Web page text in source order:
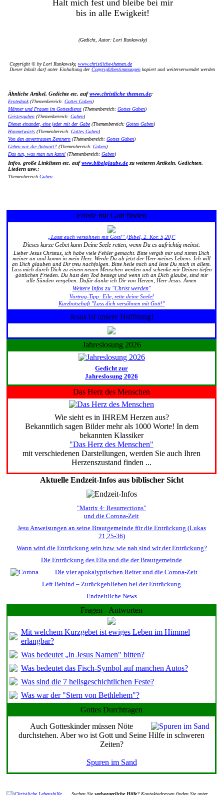
Halt mich fest und bleibe bei mir
bis in alle Ewigkeit!
(Gedicht, Autor: Lori Runkowsky)
Copyright © by Lori Runkowsky, www.christliche-themen.de
Dieser Inhalt darf unter Einhaltung der Copyrightbestimmungen kopiert und weiterverwendet werden
Ähnliche Artikel, Gedichte etc. aufwww.christliche-themen.de:
Erntedank(Themenbereich: Gottes Gaben)
Männer und Frauen im Gottesdienst (Themenbereich: Gottes Gaben)
Geistesgaben (Themenbereich: Gaben)
Dienet einander, eine jeder mit der Gabe(Themenbereich: Gottes Gaben)
Himmelwärts (Themenbereich: Gottes Gaben)
Von den anvertrauten Zentnern (Themenbereich: Gottes Gaben)
Geben wir die Antwort? (Themenbereich: Gaben)
Das tun, was man tun kann! (Themenbereich: Gaben)
Infos, große Linklisten etc. aufwww.bibelglaube.de zu weiteren Artikeln, Gedichten,
Liedern usw.:
Themenbereich Gaben
Friede mit Gott finden
„Lasst euch versöhnen mit Gott!“ (Bibel, 2. Kor. 5,20)"
Dieses kurze Gebet kann Deine Seele retten, wenn Du es aufrichtig meinst:
Lieber Jesus Christus, ich habe viele Fehler gemacht. Bitte vergib mir und nimm Dich
meiner an und komm in mein Herz. Werde Du ab jetzt der Herr meines Lebens. Ich will
an Dich glauben und Dir treu nachfolgen. Bitte heile mich und leite Du mich in allem.
Lass mich durch Dich zu einem neuen Menschen werden und schenke mir Deinen tiefen
göttlichen Frieden. Du hast den Tod besiegt und wenn ich an Dich glaube, sind mir
alle Sünden vergeben. Dafür danke ich Dir von Herzen, Herr Jesus. Amen
Weitere Infos zu "Christ werden"
Vortrag-Tipp: Eile, rette deine Seele!
Kurzbotschaft "Lass dich versöhnen mit Gott!"
Jesus ist unsere Hoffnung!
Jahreslosung 2026
Gedicht zur
Jahreslosung 2026
Das Herz des Menschen
Wie sieht es in IHREM Herzen aus?
Bekanntlich sagen Bilder mehr als 1000 Worte! In dem
bekannten Klassiker
"Das Herz des Menschen"
mit verschiedenen Darstellungen, werden Sie auch Ihren
Herzenszustand finden ...
Aktuelle Endzeit-Infos aus biblischer Sicht
"Matrix 4: Resurrections"
und die Corona-Zeit
Jesu Anweisungen an seine Brautgemeinde für die Entrückung (Lukas
21,25-36)
Wann wird die Entrückung sein bzw. wie nah sind wir der Entrückung?
Die Entrückung des Elia und die der Brautgemeinde
Die vier apokalyptischen Reiter und die Corona-Zeit
Left Behind – Zurückgeblieben bei der Entrückung
Endzeitliche News
Fragen - Antworten
Mit welchem Kurzgebet ist ewiges Leben im Himmel
erlangbar?
Was bedeutet „in Jesus Namen" bitten?
Was bedeutet das Fisch-Symbol auf manchen Autos?
Was sind die 7 heilsgeschichtlichen Feste?
Was war der "Stern von Bethlehem"?
Gottes Durchtragen
Auch Gotteskinder müssen Nöte
durchstehen. Aber wo ist Gott und Seine Hilfe in schweren
Zeiten?
Spuren im Sand
Suchen Sieseelsorgerliche Hilfe? Kontaktadressen finden Sie unter